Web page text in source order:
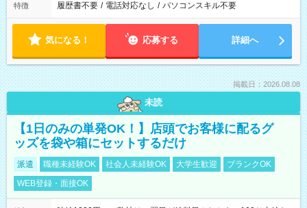
特徴 履歴書不要 / 電話対応なし / パソコンスキル不要
気になる！ 応募する 詳細へ
掲載日：2026.08.08
未読
【1日のみの単発OK！】店頭でお客様に配るグ
ッズを袋や箱にセットするだけ
派遣 職種未経験OK 社会人未経験OK 大学生歓迎
ブランクOK
WEB登録・面接OK